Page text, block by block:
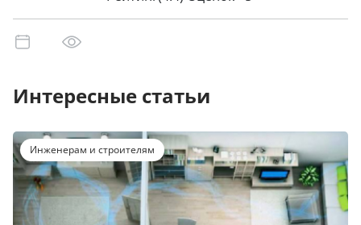
Интересные статьи
Инженерам и строителям